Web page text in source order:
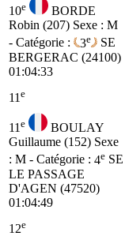
10e
BORDE
Robin (207) Sexe : M
- Catégorie :
3e
SE
BERGERAC (24100)
01:04:33
11 e
11 e
BOULAY
Guillaume (152) Sexe
: M - Catégorie : 4e SE
LE PASSAGE
D'AGEN (47520)
01:04:49
12e